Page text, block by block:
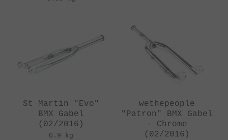
St Martin "Evo"
BMX Gabel
(02/2016)
0.9 kg
wethepeople
"Patron" BMX Gabel
- Chrome
(02/2016)